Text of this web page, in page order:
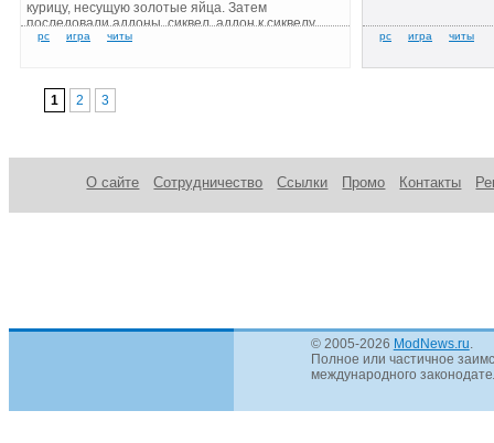
курицу, несущую золотые яйца. Затем
последовали аддоны, сиквел, аддон к сиквелу…
1 2 3
О сайте Сотрудничество Ссылки Промо Контакты
© 2005-2026 ModNews.ru
Полное или частичное
международного